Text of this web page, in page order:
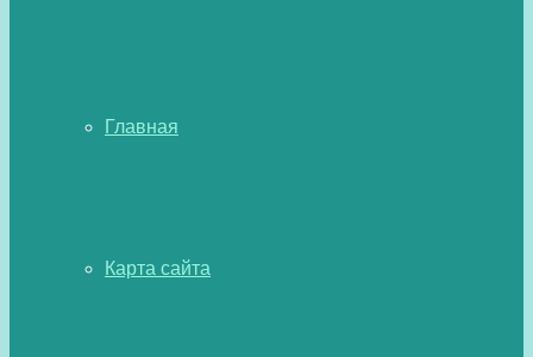
Главная
Карта сайта